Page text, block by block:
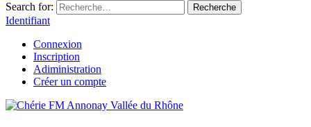
Search for:
Recherche
Identifiant
Connexion
Inscription
Adiministration
Créer un compte